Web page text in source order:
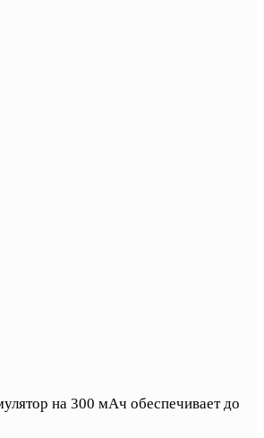
на 300 мАч обеспечивает до